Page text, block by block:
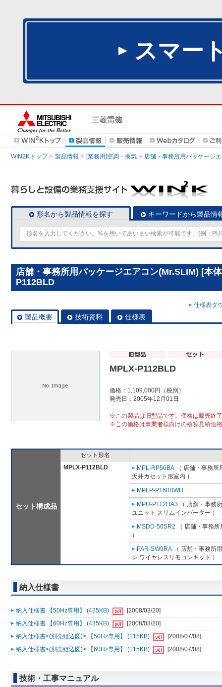
スマー
WIN2Kトップ 製品情報 [業務用]空調・換気 店舗・事務所用パッケージ
形名から製品情報を探す キーワードから製品情
店舗・事務所用パッケージエアコン(Mr.SLIM) [本
P112BLD
仕様表ダ
製品概要 技術資料 仕様表
MPLX-P112BLD
価格：1,109,000円（税別）
発売日：2005年12月01日
※この製品は旧型品です。価格は販売終
※この価格は事業者様向けの積算見積価
セット構成品
セット形名
MPLX-P112BLD
MPL-RP56BA （ 店舗・事務
天井カセット形室内 ）
MPLP-P160BWH
MPU-P112HA3 （ 店舗・事務
ユニット スリムインバーター ）
MSDD-50SR2 （ 店舗・事務
）
PAR-SW9RA （ 店舗・事務所
ン ワイヤレスリモコンキット ）
納入仕様書
納入仕様書 【50Hz専用】 (435KB)
[2008/03/20]
納入仕様書 【60Hz専用】 (435KB)
[2008/03/20]
納入仕様書<(別売組込図)> 【50Hz専用】 (115KB)
[2008/07/08]
納入仕様書<(別売組込図)> 【60Hz専用】 (115KB)
[2008/07/08]
技術・工事マニュアル